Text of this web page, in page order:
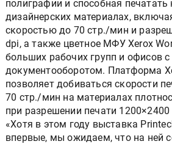
полиграфии и способная
дизайнерских материалах,
скоростью до 70 стр./мин и
dpi, а также цветное МФУ Xerox
больших рабочих групп и офисов
документооборотом. Платформа
позволяет добиваться скорости
70 стр./мин на материалах
при разрешении печати 1200×2400
«Хотя в этом году выставка
впервые, мы ожидаем, что на ней